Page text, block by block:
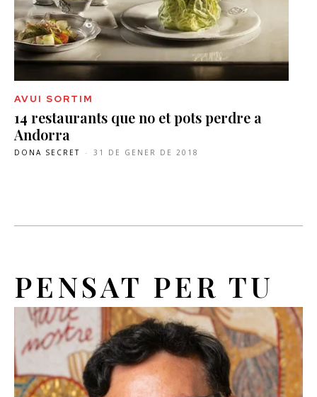
AVUI SORTIM
14 restaurants que no et pots perdre a
Andorra
DONA SECRET - 31 DE GENER DE 2018
PENSAT PER TU